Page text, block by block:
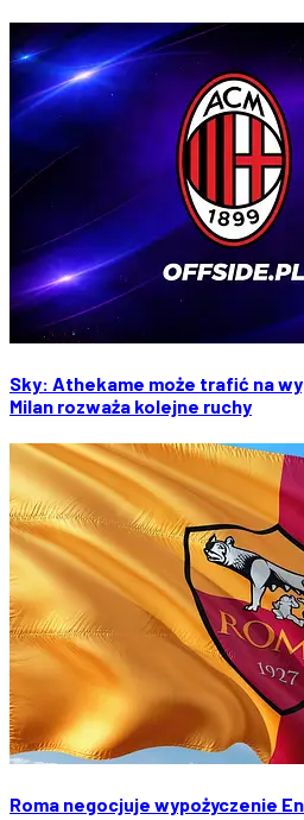
Sky: Athekame może trafić na
Milan rozważa kolejne ruchy
Roma negocjuje wypożyczenie